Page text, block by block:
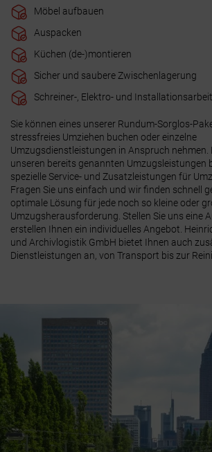
Möbel aufbauen
Auspacken
Küchen (de-)montieren
Sicher und saubere Zwischenlagerung
Schreiner-, Elektro- und
Sie können eines unserer Rundum-Sorglos-
stressfreies Umziehen buchen oder einzelne
Umzugsdienstleistungen in Anspruch nehmen.
unseren bereits genannten Umzugsleistungen
spezielle Service- und Zusatzleistungen für
Fragen Sie uns einfach und wir finden schnell
optimale Lösung für jede noch so kleine oder
Umzugsherausforderung. Stellen Sie uns eine
erstellen Ihnen ein individuelles Angebot.
und Archivlogistik GmbH bietet Ihnen auch
Dienstleistungen an, von Transport bis zur